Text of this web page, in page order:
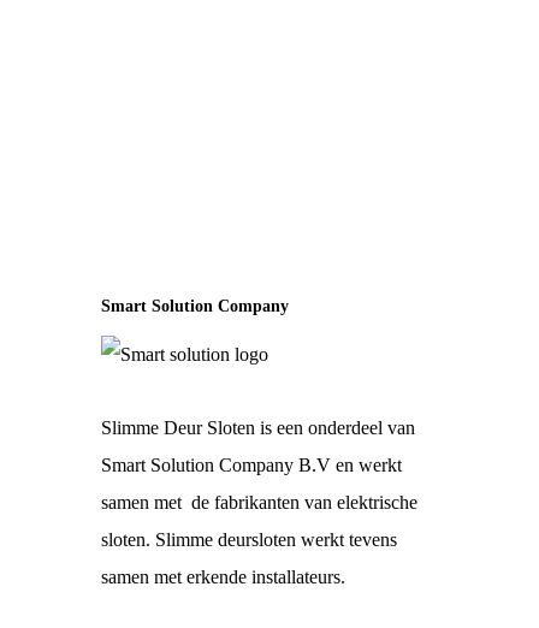
Smart Solution Company
Slimme Deur Sloten is een onderdeel van
Smart Solution Company B.V en werkt
samen met de fabrikanten van elektrische
sloten. Slimme deursloten werkt tevens
samen met erkende installateurs.